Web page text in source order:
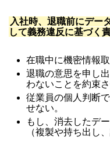
入社時、退職前にデー
して義務違反に基づく
在職中に機密情報
退職の意思を申し
わないことを約束さ
従業員の個人判断
せない。
もし、消去したデ
（複製や持ち出し